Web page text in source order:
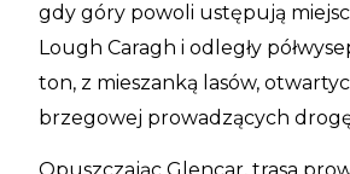
gdy góry powoli ustępują
Lough Caragh i odległy
ton, z mieszanką lasów,
brzegowej prowadzących